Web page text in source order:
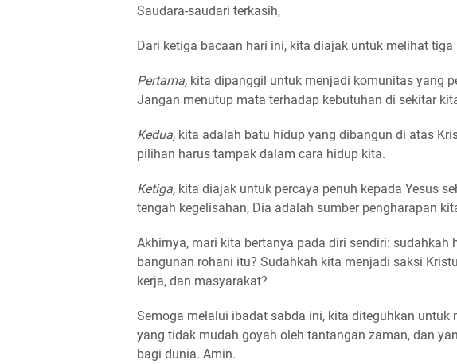
Saudara-saudari terkasih,
Dari ketiga bacaan hari ini, kita diajak untuk melihat tiga
Pertama, kita dipanggil untuk menjadi komunitas yang
Jangan menutup mata terhadap kebutuhan di sekitar
Kedua, kita adalah batu hidup yang dibangun di atas
pilihan harus tampak dalam cara hidup kita.
Ketiga, kita diajak untuk percaya penuh kepada Yesus
tengah kegelisahan, Dia adalah sumber pengharapan
Akhirnya, mari kita bertanya pada diri sendiri: sudahkah
bangunan rohani itu? Sudahkah kita menjadi saksi
kerja, dan masyarakat?
Semoga melalui ibadat sabda ini, kita diteguhkan untuk
yang tidak mudah goyah oleh tantangan zaman, dan
bagi dunia. Amin.